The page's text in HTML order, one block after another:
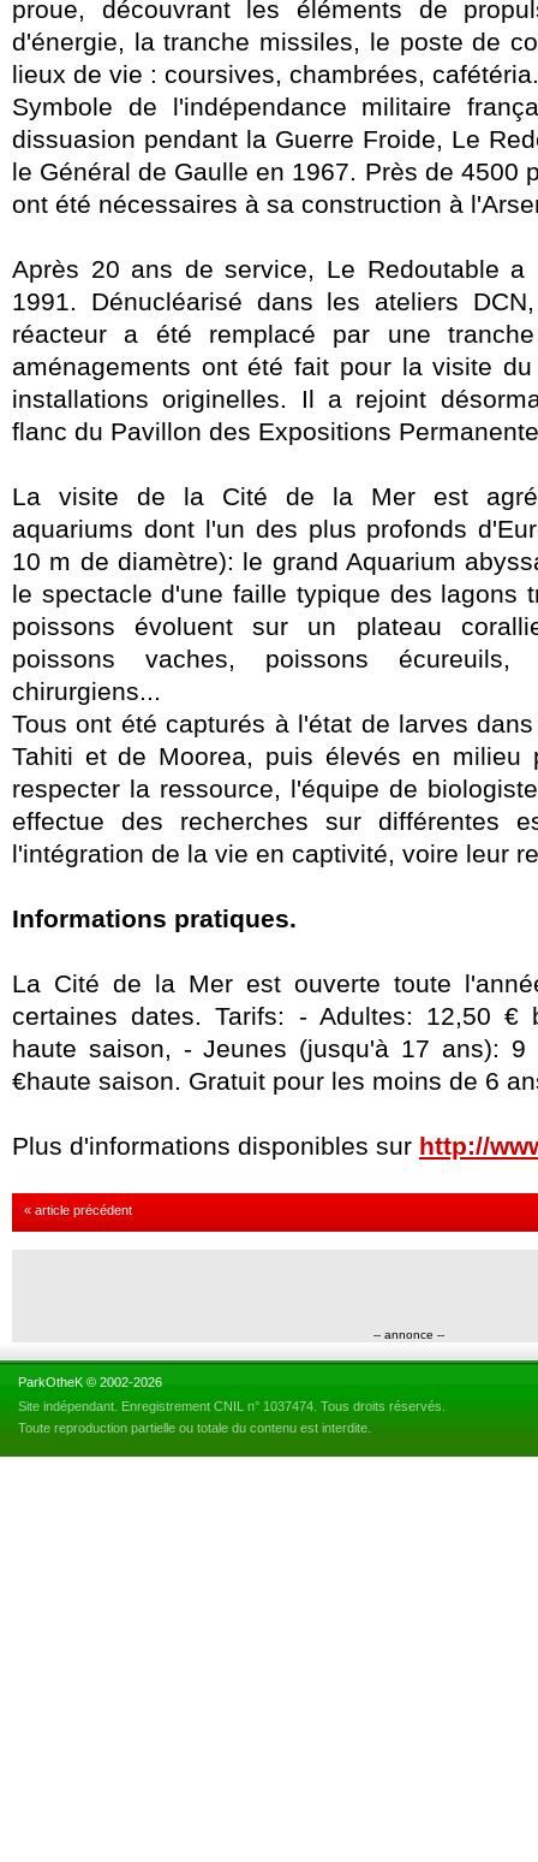
proue, découvrant les éléments de
d'énergie, la tranche missiles, le poste de
lieux de vie : coursives, chambrées,
Symbole de l'indépendance militaire
dissuasion pendant la Guerre Froide, Le
le Général de Gaulle en 1967. Près de 4500
ont été nécessaires à sa construction à
Après 20 ans de service, Le Redoutable a
1991. Dénucléarisé dans les ateliers
réacteur a été remplacé par une
aménagements ont été fait pour la visite
installations originelles. Il a rejoint
flanc du Pavillon des Expositions
La visite de la Cité de la Mer est
aquariums dont l'un des plus profonds
10 m de diamètre): le grand Aquarium
le spectacle d'une faille typique des lagons
poissons évoluent sur un plateau
poissons vaches, poissons écureuils,
chirurgiens...
Tous ont été capturés à l'état de larves
Tahiti et de Moorea, puis élevés en milieu
respecter la ressource, l'équipe de
effectue des recherches sur différentes
l'intégration de la vie en captivité, voire leur
Informations pratiques.
La Cité de la Mer est ouverte toute
certaines dates. Tarifs: - Adultes: 12,50 €
haute saison, - Jeunes (jusqu'à 17 ans):
€haute saison. Gratuit pour les moins de 6
Plus d'informations disponibles sur http://
« article précédent
-- annonce --
ParkOtheK © 2002-2026
Site indépendant. Enregistrement CNIL n° 1037474. Tous droits réservés.
Toute reproduction partielle ou totale du contenu est interdite.